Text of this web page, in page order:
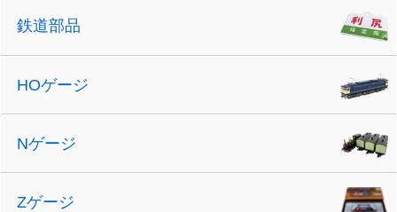
鉄道部品
HOゲージ
Nゲージ
Zゲージ